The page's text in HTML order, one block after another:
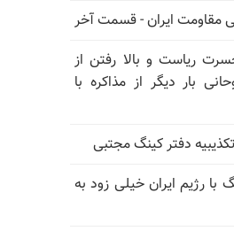
مقاومت ایران - قسمت آخر
ریاست و بالا رفتن از
بار دیگر از مذاکره با
دفتر کینگ مجتبی
با رژیم ایران خیلی زود به